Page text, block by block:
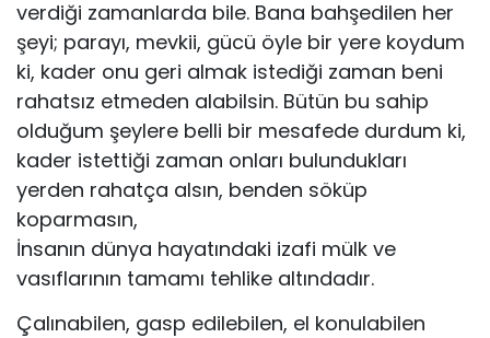
verdiği zamanlarda bile. Bana bahşedilen her
şeyi; parayı, mevkii, gücü öyle bir yere koydum
ki, kader onu geri almak istediği zaman beni
rahatsız etmeden alabilsin. Bütün bu sahip
olduğum şeylere belli bir mesafede durdum ki,
kader istettiği zaman onları bulundukları
yerden rahatça alsın, benden söküp
koparmasın,
İnsanın dünya hayatındaki izafi mülk ve
vasıflarının tamamı tehlike altındadır.
Çalınabilen, gasp edilebilen, el konulabilen